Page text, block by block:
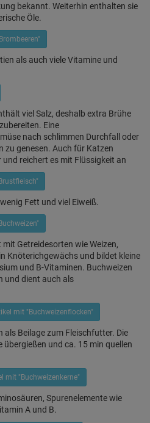
bekannt. Weiterhin enthalten sie
Öle.
als auch viele Vitamine und
viel Salz, deshalb extra Brühe
Eine
nach schlimmen Durchfall oder
zu genesen. Auch für Katzen
reichert es mit Flüssigkeit an
Fett und viel Eiweiß.
Getreidesorten wie Weizen,
Knöterichgewächs und bildet kleine
und B-Vitaminen. Buchweizen
und dient auch als
mit "Buchweizenflocken"
als Beilage zum Fleischfutter. Die
übergießen und ca. 15 min quellen
mit "Buchweizenkerne"
Spurenelemente wie
A und B.